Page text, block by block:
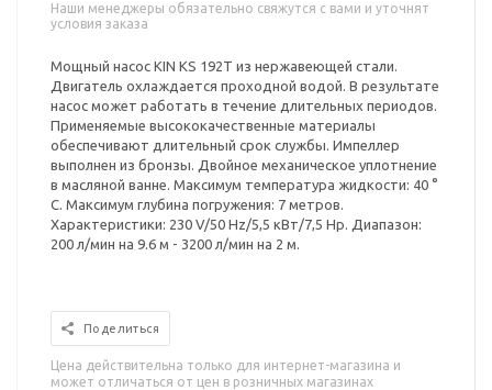
Наши менеджеры обязательно свяжутся с вами и уточнят
условия заказа
Мощный насос KIN KS 192T из нержавеющей стали.
Двигатель охлаждается проходной водой. В результате
насос может работать в течение длительных периодов.
Применяемые высококачественные материалы
обеспечивают длительный срок службы. Импеллер
выполнен из бронзы. Двойное механическое уплотнение
в масляной ванне. Максимум температура жидкости: 40 °
С. Максимум глубина погружения: 7 метров.
Характеристики: 230 V/50 Hz/5,5 кВт/7,5 Hp. Диапазон:
200 л/мин на 9.6 м - 3200 л/мин на 2 м.
Поделиться
Цена действительна только для интернет-магазина и
может отличаться от цен в розничных магазинах